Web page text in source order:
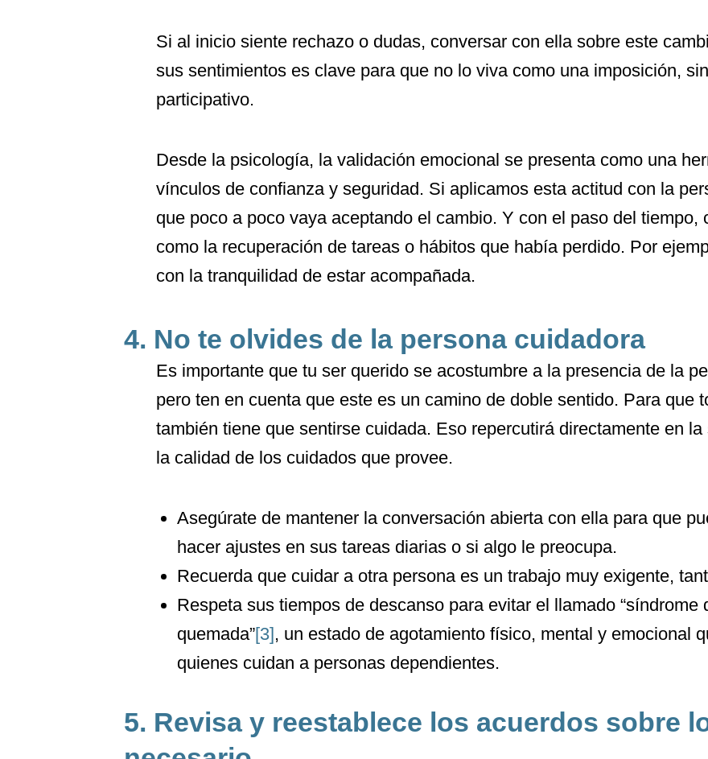
Si al inicio siente rechazo o dudas, conversar con ella sobre este
sus sentimientos es clave para que no lo viva como una imposición,
participativo.
Desde la psicología, la validación emocional se presenta como una
vínculos de confianza y seguridad. Si aplicamos esta actitud con la
que poco a poco vaya aceptando el cambio. Y con el paso del tiempo,
como la recuperación de tareas o hábitos que había perdido. Por
con la tranquilidad de estar acompañada.
4. No te olvides de la persona cuidadora
Es importante que tu ser querido se acostumbre a la presencia de la
pero ten en cuenta que este es un camino de doble sentido. Para que
también tiene que sentirse cuidada. Eso repercutirá directamente en
la calidad de los cuidados que provee.
Asegúrate de mantener la conversación abierta con ella para que
hacer ajustes en sus tareas diarias o si algo le preocupa.
Recuerda que cuidar a otra persona es un trabajo muy exigente,
Respeta sus tiempos de descanso para evitar el llamado “síndrome
quemada”[3], un estado de agotamiento físico, mental y emocional
quienes cuidan a personas dependientes.
5. Revisa y reestablece los acuerdos sobre